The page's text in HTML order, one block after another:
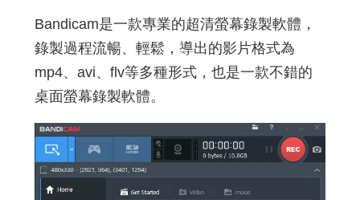
Bandicam是一款專業的超清螢幕錄製軟體，
錄製過程流暢、輕鬆，導出的影片格式為
mp4、avi、flv等多種形式，也是一款不錯的
桌面螢幕錄製軟體。